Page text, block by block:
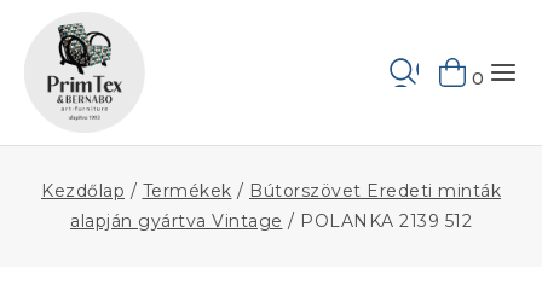
content
0
Kezdőlap / Termékek / Bútorszövet Eredeti minták
alapján gyártva Vintage / POLANKA 2139 512